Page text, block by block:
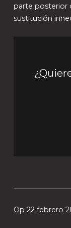
parte posterior
sustitución
Op 22 febrero